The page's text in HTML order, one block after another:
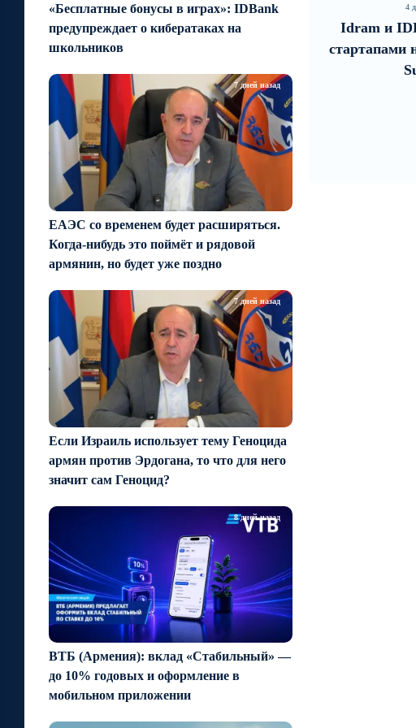
«Бесплатные бонусы в играх»: IDBank
предупреждает о кибератаках на
школьников
ЕАЭС со временем будет расширяться.
Когда-нибудь это поймёт и рядовой
армянин, но будет уже поздно
7 дней назад
Если Израиль использует тему Геноцида
армян против Эрдогана, то что для него
значит сам Геноцид?
7 дней назад
ВТБ (Армения): вклад «Стабильный» —
до 10% годовых и оформление в
мобильном приложении
8 дней назад
4 дней назад
Idram и IDBank - рядом со
стартапами на Seaside Startup
Summit1 4
В
Юнибанка